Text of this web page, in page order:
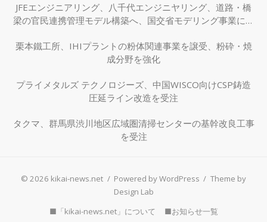
JFEエンジニアリング、八千代エンジニヤリング、道路・橋
梁の官民連携管理モデル構築へ、国交省モデリング事業に採
栗本鐵工所、IHIプラントの粉体関連事業を譲受、粉砕・焼
成分野を強化
プライメタルズ テクノロジーズ、中国WISCO向けCSP鋳造
圧延ライン改造を受注
タクマ、群馬県渋川地区広域圏清掃センターの基幹改良工事
を受注
© 2026 kikai-news.net / Powered by WordPress / Theme by
Design Lab
■「kikai-news.net」について
■お知らせ一覧